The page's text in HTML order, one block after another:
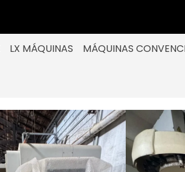
LX MÁQUINAS MÁQUINAS